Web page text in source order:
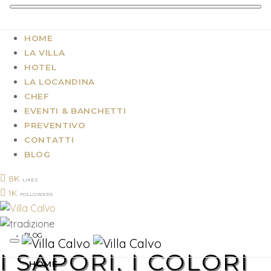
HOME
LA VILLA
HOTEL
LA LOCANDINA
CHEF
EVENTI & BANCHETTI
PREVENTIVO
CONTATTI
BLOG
8K LIKES
1K FOLLOWERS
HOME
BLOG
I SAPORI, I COLORI